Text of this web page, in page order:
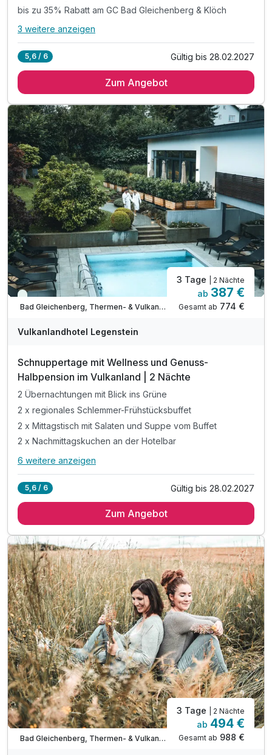
bis zu 35% Rabatt am GC Bad Gleichenberg & Klöch
Alle Inklusivleistungen
2 x regionales Schlemmer-Frühstücksbuffet
bis zu 35% Rabatt am GC Bad Gleichenberg & Klöch
Legenstein´s "Echt viel dabei"-Leistungen
inkl. GenussCard mit über 200 Ausflugszielen
inkl. Parkplatz & WLAN-Nutzung
3 weitere anzeigen
5,6 / 6 Gültig bis 28.02.2027
Zum Angebot
Viele Termine frei
Bad Gleichenberg, Thermen- & Vulkanland Steiermark
3 Tage | 2 Nächte
ab 387 €
Gesamt ab 774 €
Vulkanlandhotel Legenstein
Schnuppertage mit Wellness und Genuss-
Halbpension im Vulkanland | 2 Nächte
2 Übernachtungen mit Blick ins Grüne
2 x regionales Schlemmer-Frühstücksbuffet
2 x Mittagstisch mit Salaten und Suppe vom Buffet
2 x Nachmittagskuchen an der Hotelbar
Alle Inklusivleistungen
2 x regionales Schlemmer-Frühstücksbuffet
2 x Nachmittagskuchen an der Hotelbar
2 x 5-Gang-Wahlmenü am Abend
Nutzung des über 1.000m² Wellnessbereichs
Legenstein´s "Echt viel dabei"-Leistungen
Entspannungsmassage mit warmem Mandelöl
1 Flasche Legenstein-Wein für zuhause
inkl. Parkplatz & WLAN-Nutzung
6 weitere anzeigen
5,6 / 6 Gültig bis 28.02.2027
Zum Angebot
Bad Gleichenberg, Thermen- & Vulkanland Steiermark
3 Tage | 2 Nächte
ab 494 €
Gesamt ab 988 €